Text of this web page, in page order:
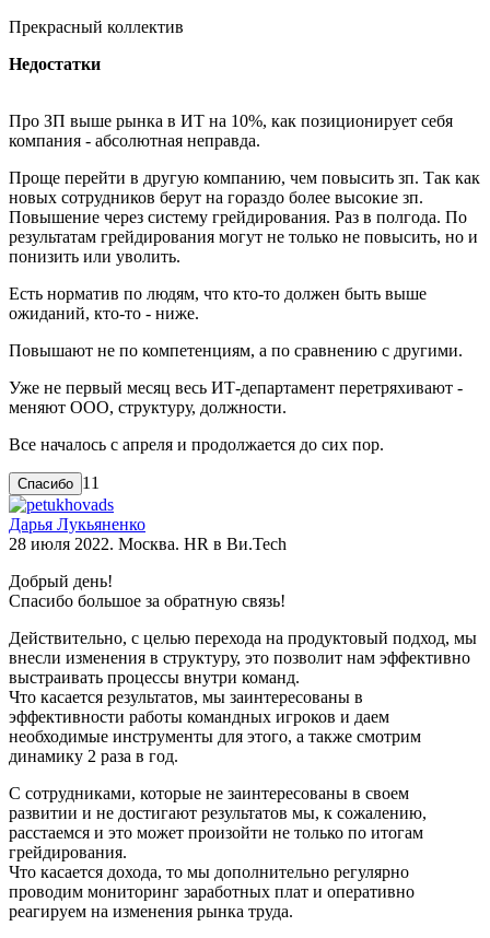
Прекрасный коллектив
Недостатки
Про ЗП выше рынка в ИТ на 10%, как позиционирует себя
компания - абсолютная неправда.
Проще перейти в другую компанию, чем повысить зп. Так как
новых сотрудников берут на гораздо более высокие зп.
Повышение через систему грейдирования. Раз в полгода. По
результатам грейдирования могут не только не повысить, но и
понизить или уволить.
Есть норматив по людям, что кто-то должен быть выше
ожиданий, кто-то - ниже.
Повышают не по компетенциям, а по сравнению с другими.
Уже не первый месяц весь ИТ-департамент перетряхивают -
меняют ООО, структуру, должности.
Все началось с апреля и продолжается до сих пор.
11
Дарья Лукьяненко
28 июля 2022. Москва. HR в Ви.Tech
Добрый день!
Спасибо большое за обратную связь!
Действительно, с целью перехода на продуктовый подход, мы
внесли изменения в структуру, это позволит нам эффективно
выстраивать процессы внутри команд.
Что касается результатов, мы заинтересованы в
эффективности работы командных игроков и даем
необходимые инструменты для этого, а также смотрим
динамику 2 раза в год.
С сотрудниками, которые не заинтересованы в своем
развитии и не достигают результатов мы, к сожалению,
расстаемся и это может произойти не только по итогам
грейдирования.
Что касается дохода, то мы дополнительно регулярно
проводим мониторинг заработных плат и оперативно
реагируем на изменения рынка труда.